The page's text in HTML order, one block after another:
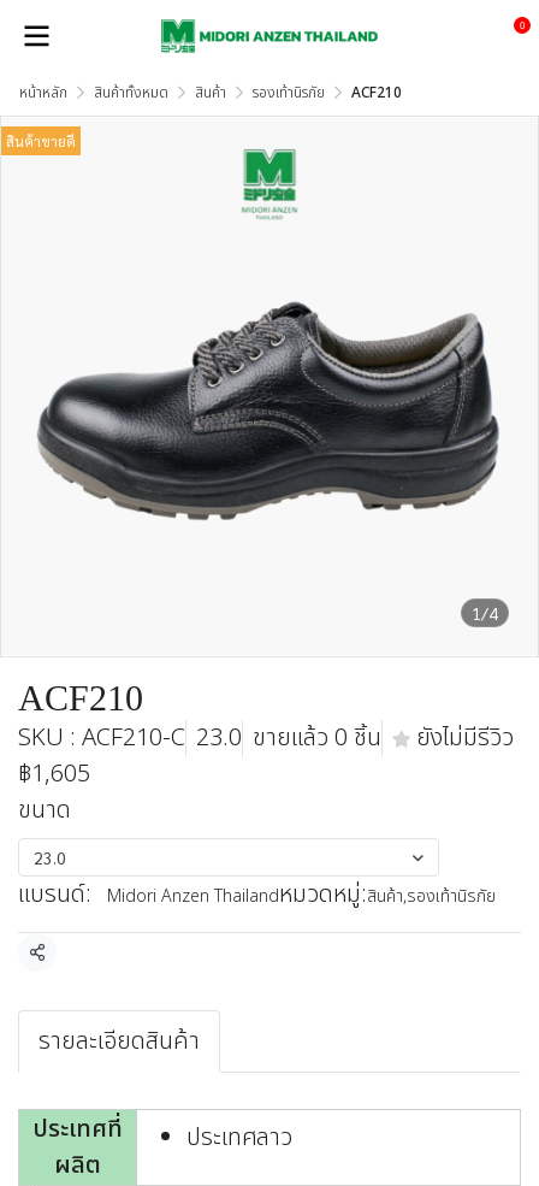
0
หน้าหลัก สินค้าทั้งหมด สินค้า รองเท้านิรภัย ACF210
1/4
สินค้าขายดี
ACF210
SKU : ACF210-C 23.0 ขายแล้ว 0 ชิ้น
ยังไม่มีรีวิว
฿1,605
ขนาด
23.0
แบรนด์: Midori Anzen Thailandหมวดหมู่:สินค้า,รองเท้านิรภัย
แชร์
รายละเอียดสินค้า
ประเทศที่
ผลิต
ประเทศลาว